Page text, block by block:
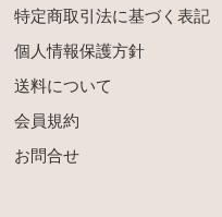
特定商取引法に基づく表記
個人情報保護方針
送料について
会員規約
お問合せ